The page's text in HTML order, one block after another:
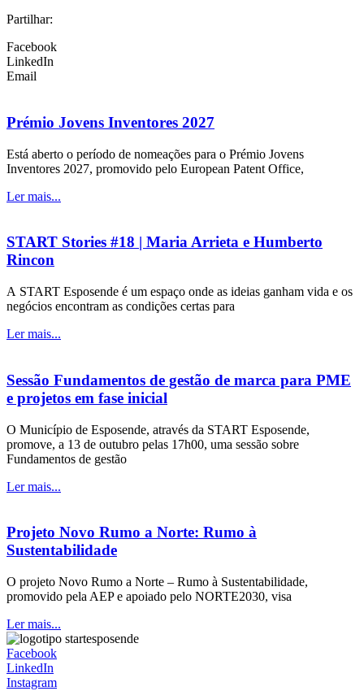
Partilhar:
Facebook
LinkedIn
Email
Prémio Jovens Inventores 2027
Está aberto o período de nomeações para o Prémio Jovens
Inventores 2027, promovido pelo European Patent Office,
Ler mais...
START Stories #18 | Maria Arrieta e Humberto
Rincon
A START Esposende é um espaço onde as ideias ganham vida e os
negócios encontram as condições certas para
Ler mais...
Sessão Fundamentos de gestão de marca para PME
e projetos em fase inicial
O Município de Esposende, através da START Esposende,
promove, a 13 de outubro pelas 17h00, uma sessão sobre
Fundamentos de gestão
Ler mais...
Projeto Novo Rumo a Norte: Rumo à
Sustentabilidade
O projeto Novo Rumo a Norte – Rumo à Sustentabilidade,
promovido pela AEP e apoiado pelo NORTE2030, visa
Ler mais...
Facebook
LinkedIn
Instagram